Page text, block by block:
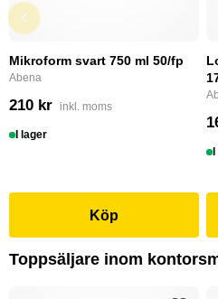
Mikroform svart 750 ml 50/fp
Abena
210 kr inkl. moms
I lager
Köp
Toppsäljare inom